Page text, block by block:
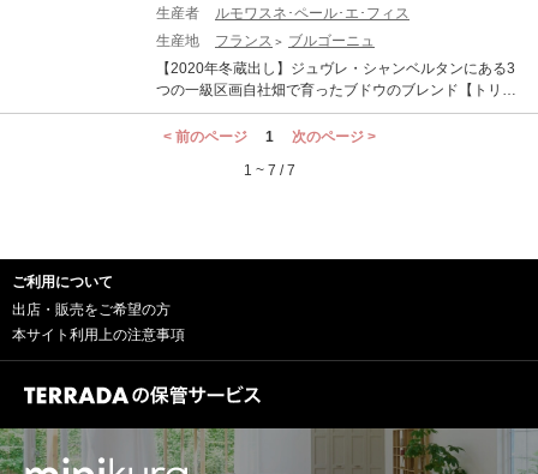
ンは黄金色に、赤ワインはレンガ色に）や、香り、味わ
いが複雑に変化している可能性があります。これらは古
酒の特徴です。 熟成されたワイン(古酒)ですのでボトル
バリエーション等ございます。それをご理解頂いた上で
澱の不足分を同じワインから注ぎ足しリコルクして出荷
いたします。深い眠りと丹念な世話により出来上がった
インを生み出しています。 「ヴォーヌ・ロマネ」は、軽
いスパイス、ブラックチェリー、レッドプラムの香り。
余韻を味わうことができます。長い熟成のポテンシャル
を持つ1本です。 REMOISSENET PERE ET FILS VOSNE
生産者
ルモワスネ･ペール･エ･フィス
生産地
フランス
ブルゴーニュ
【2020年冬蔵出し】ジュヴレ・シャンベルタンにある3
つの一級区画自社畑で育ったブドウのブレンド【トリ
オ】！ 2009年にルモワスネが取得したジュヴレ・シャン
ベルタン プルミエ・クリュ、シェルボード、シャンポ
モワスネのドメーヌ物のワインです。 優雅さと力強さの
ナール・レポルト氏、ワイン評論家も絶賛するグレート
より蔵出しされたもので、最初の飲み頃を迎えたヴィン
テージです。 ■テクニカル情報■ 栽培方法：ビオロジック
有。発酵前のマセラシオンも行う。シャプタリザシオン
小限に留める。新樽の比率はキュヴェや年により25%～7
0%。基本的に無濾過だが､必要に応じて粗いもので行
< 前のページ 1
次のページ >
1 ~ 7 / 7
ご利用について
出店・販売をご希望の方
本サイト利用上の注意事項